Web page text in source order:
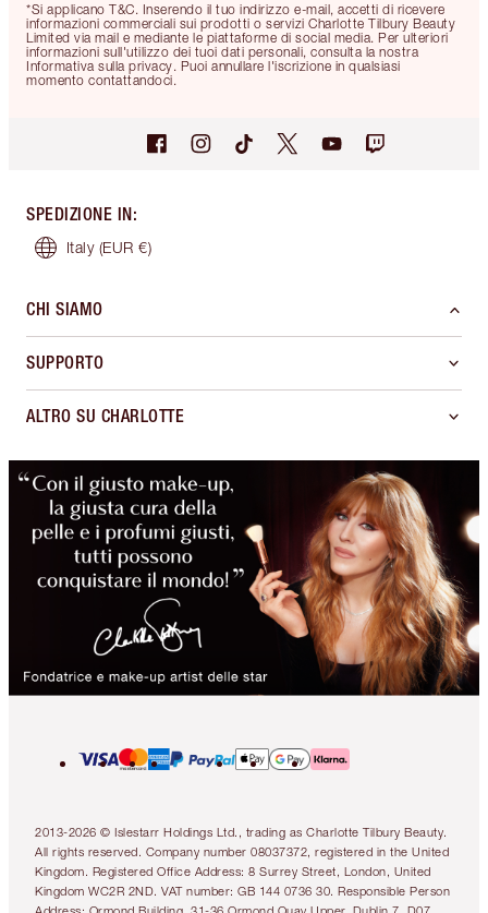
*Si applicano T&C. Inserendo il tuo indirizzo e-mail, accetti di ricevere
informazioni commerciali sui prodotti o servizi Charlotte Tilbury Beauty
Limited via mail e mediante le piattaforme di social media. Per ulteriori
informazioni sull'utilizzo dei tuoi dati personali, consulta la nostra
Informativa sulla privacy. Puoi annullare l'iscrizione in qualsiasi
momento contattandoci.
SPEDIZIONE IN:
Italy (EUR €)
CHI SIAMO
SUPPORTO
ALTRO SU CHARLOTTE
2013-2026 © Islestarr Holdings Ltd., trading as Charlotte Tilbury Beauty.
All rights reserved. Company number 08037372, registered in the United
Kingdom. Registered Office Address: 8 Surrey Street, London, United
Kingdom WC2R 2ND. VAT number: GB 144 0736 30. Responsible Person